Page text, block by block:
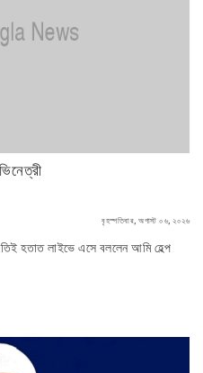
বৃহস্পতিবার, অগাস্ট ০৬, ২০২৬
হতাত লাইভে এসে বললেন আমি হেল্প